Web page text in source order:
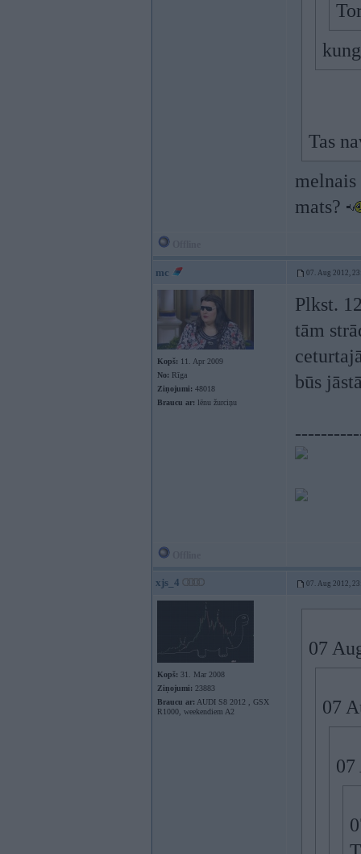
Tas
mats?
mc 07. Aug 2012,
Kopš: 11. Apr 2009
No: Rīga
Ziņojumi: 48018
Braucu ar: lēnu žurciņu
Plkst.
tām
būs
xjs_4 07. Aug 2012,
Kopš: 31. Mar 2008
Ziņojumi: 23883
Braucu ar: AUDI S8 2012 , GSX
R1000, weekendiem A2
07
07
07